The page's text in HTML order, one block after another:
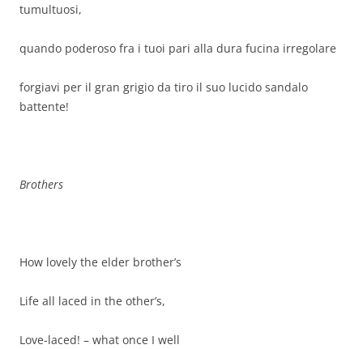
tumultuosi,
quando poderoso fra i tuoi pari alla dura fucina irregolare
forgiavi per il gran grigio da tiro il suo lucido sandalo
battente!
Brothers
How lovely the elder brother’s
Life all laced in the other’s,
Love-laced! – what once I well